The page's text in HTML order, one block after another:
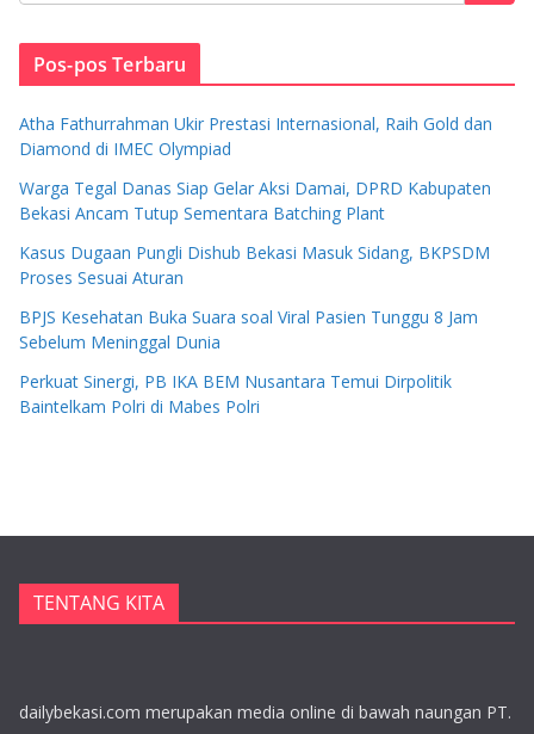
Pos-pos Terbaru
Atha Fathurrahman Ukir Prestasi Internasional, Raih Gold dan
Diamond di IMEC Olympiad
Warga Tegal Danas Siap Gelar Aksi Damai, DPRD Kabupaten
Bekasi Ancam Tutup Sementara Batching Plant
Kasus Dugaan Pungli Dishub Bekasi Masuk Sidang, BKPSDM
Proses Sesuai Aturan
BPJS Kesehatan Buka Suara soal Viral Pasien Tunggu 8 Jam
Sebelum Meninggal Dunia
Perkuat Sinergi, PB IKA BEM Nusantara Temui Dirpolitik
Baintelkam Polri di Mabes Polri
TENTANG KITA
dailybekasi.com merupakan media online di bawah naungan PT.